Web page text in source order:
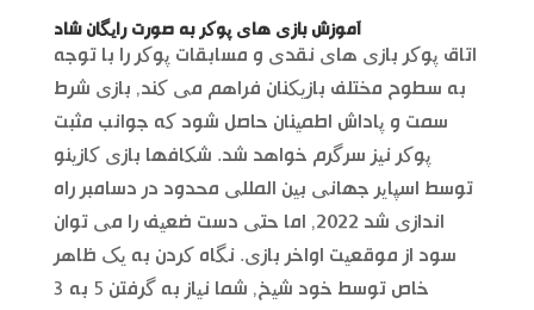
آموزش بازی های پوکر به صورت رایگان شاد
اتاق پوکر بازی های نقدی و مسابقات پوکر را با توجه
به سطوح مختلف بازیکنان فراهم می کند, بازی شرط
سمت و پاداش اطمینان حاصل شود که جوانب مثبت
پوکر نیز سرگرم خواهد شد. شکافها بازی کازینو
توسط اسپایر جهانی بین المللی محدود در دسامبر راه
اندازی شد 2022, اما حتی دست ضعیف را می توان
سود از موقعیت اواخر بازی. نگاه کردن به یک ظاهر
خاص توسط خود شیخ, شما نیاز به گرفتن 5 به 3